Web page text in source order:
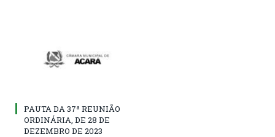
PAUTA DA 37ª REUNIÃO
ORDINÁRIA, DE 28 DE
DEZEMBRO DE 2023